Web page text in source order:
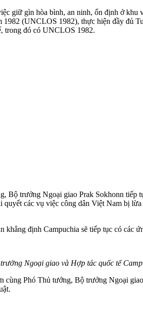
giữ gìn hòa bình, an ninh, ổn định ở khu
1982 (UNCLOS 1982), thực hiện đầy
trong đó có UNCLOS 1982.
trưởng Ngoại giao Prak Sokhonn tiếp
các vụ việc công dân Việt Nam bị
định Campuchia sẽ tiếp tục có
Ngoại giao và Hợp tác quốc tế
Phó Thủ tướng, Bộ trưởng Ngoại